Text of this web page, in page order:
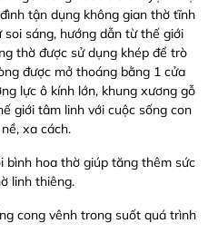
tận dụng không gian thờ tĩnh
sáng, hướng dẫn từ thế giới
thờ được sử dụng khép để trò
được mở thoáng bằng 1 cửa
lực ô kính lớn, khung xương gỗ
giới tâm linh với cuộc sống con
xa cách.
bình hoa thờ giúp tăng thêm sức
linh thiêng.
cong vênh trong suốt quá trình